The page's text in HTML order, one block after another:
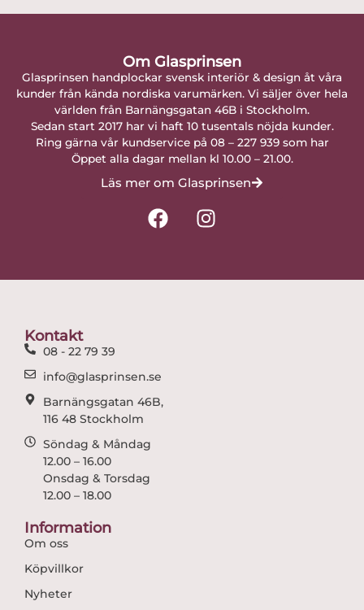
Om Glasprinsen
Glasprinsen handplockar svensk interiör & design åt våra
kunder från kända nordiska varumärken. Vi säljer över hela
världen från Barnängsgatan 46B i Stockholm.
Sedan start 2017 har vi haft 10 tusentals nöjda kunder.
Ring gärna vår kundservice på 08 – 227 939 som har
Öppet alla dagar mellan kl 10.00 – 21.00.
Läs mer om Glasprinsen
F
a
I
n
Kontakt
08 - 22 79 39
info@glasprinsen.se
Barnängsgatan 46B,
116 48 Stockholm
Söndag & Måndag
12.00 – 16.00
Onsdag & Torsdag
12.00 – 18.00
Information
Om oss
Köpvillkor
Nyheter